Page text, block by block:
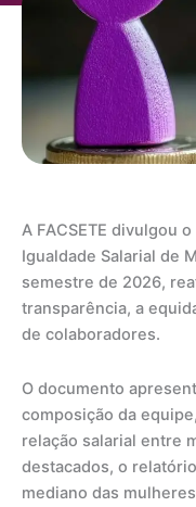
A FACSETE divulgou
Igualdade Salarial de
semestre de 2026,
transparência, a
de colaboradores.
O documento
composição da
relação salarial entre
destacados, o
mediano das